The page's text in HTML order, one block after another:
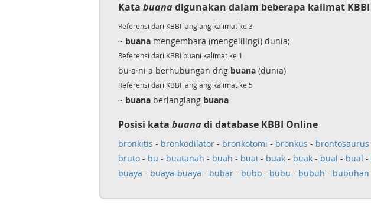
Kata buanadigunakan dalam beberapa kalimat KBBI
Referensi dari KBBI langlang kalimat ke 3
~ buanamengembara (mengelilingi) dunia;
Referensi dari KBBI buani kalimat ke 1
bu·a·ni a berhubungan dng buana(dunia)
Referensi dari KBBI langlang kalimat ke 5
~ buanaberlanglang buana
Posisi kata buanadi database KBBI Online
bronkitis - bronkodilator- bronkotomi - bronkus - brontosaurus
bruto- bu - buatanah - buah - buai - buak- buak- bual - bual -
buaya - buaya-buaya - bubar- bubo- bubu - bubuh - bubuhan